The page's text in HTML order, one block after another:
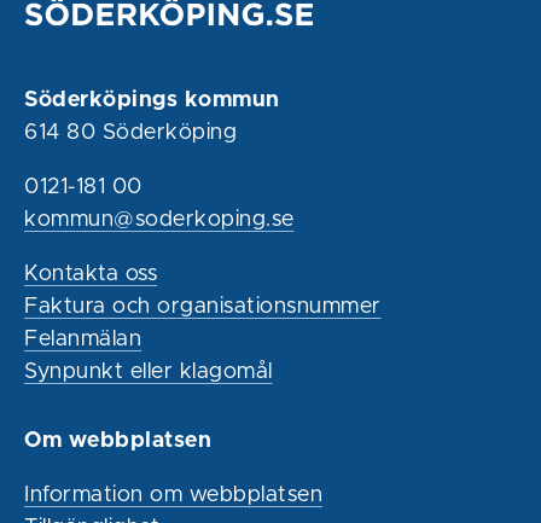
Söderköpings kommun
614 80 Söderköping
0121-181 00
kommun@soderkoping.se
Kontakta oss
Faktura och organisationsnummer
Felanmälan
Synpunkt eller klagomål
Om webbplatsen
Information om webbplatsen